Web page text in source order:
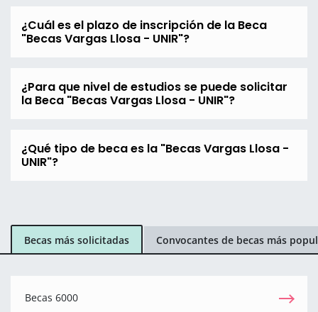
¿Cuál es el plazo de inscripción de la Beca
"Becas Vargas Llosa - UNIR"?
¿Para que nivel de estudios se puede solicitar
la Beca "Becas Vargas Llosa - UNIR"?
¿Qué tipo de beca es la "Becas Vargas Llosa -
UNIR"?
Becas más solicitadas Convocantes de becas más
Becas 6000